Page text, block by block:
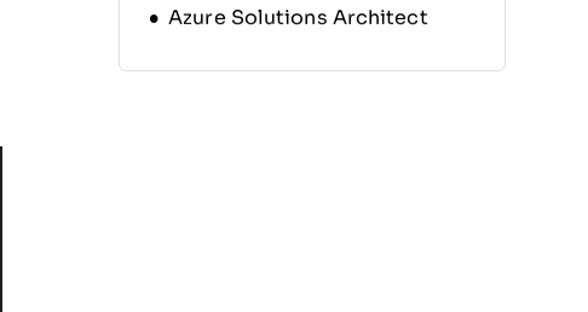
Azure Solutions Architect
Datenbankentwickler Oracle